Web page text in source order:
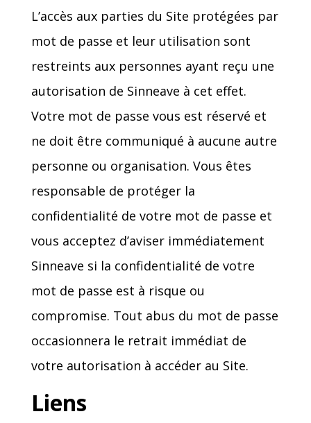
L’accès aux parties du Site protégées par
mot de passe et leur utilisation sont
restreints aux personnes ayant reçu une
autorisation de Sinneave à cet effet.
Votre mot de passe vous est réservé et
ne doit être communiqué à aucune autre
personne ou organisation. Vous êtes
responsable de protéger la
confidentialité de votre mot de passe et
vous acceptez d’aviser immédiatement
Sinneave si la confidentialité de votre
mot de passe est à risque ou
compromise. Tout abus du mot de passe
occasionnera le retrait immédiat de
votre autorisation à accéder au Site.
Liens